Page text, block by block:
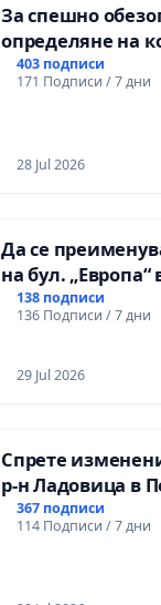
За спешно
определяне на
срокове и
цялостна
Ихтиман - с.
403 подписи
171 Подписи / 7 дни
28 Jul 2026
Да се
на бул.
138 подписи
136 Подписи / 7 дни
29 Jul 2026
Спрете
р-н Ладовица в
367 подписи
114 Подписи / 7 дни